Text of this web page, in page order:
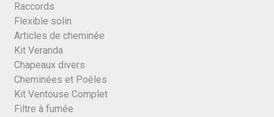
Raccords
Flexible solin
Articles de cheminée
Kit Veranda
Chapeaux divers
Cheminées et Poêles
Kit Ventouse Complet
Filtre à fumée